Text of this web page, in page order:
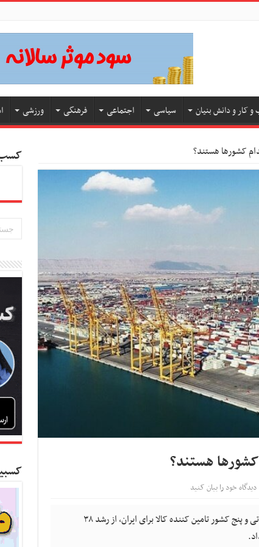
کار و دانش بنیان سیاسی اجتماعی فرهنگی ورزشی
کشورها هستند؟
هستند؟
دیدگاه خود را بیان کنید
سخنگوی گمرک ایران ضمن اعلام پنج مقصد صادراتی و پنج کشور تامین کننده کالا برای ایران، از رشد ۳۸
کسب